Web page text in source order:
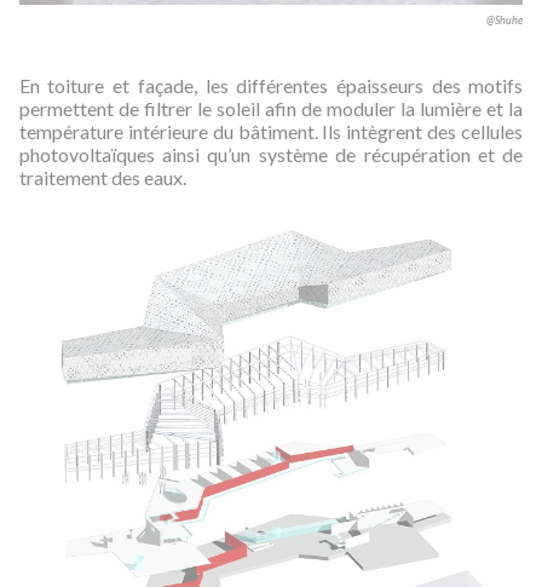
@Shuhe
En toiture et façade, les différentes épaisseurs des motifs
permettent de filtrer le soleil afin de moduler la lumière et la
température intérieure du bâtiment. Ils intègrent des cellules
photovoltaïques ainsi qu’un système de récupération et de
traitement des eaux.